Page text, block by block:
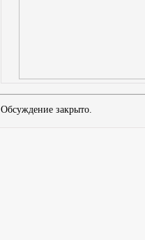
Обсуждение закрыто.